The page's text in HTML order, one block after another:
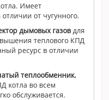
Имеет
от чугунного.
дымовых газов для
теплового КПД
ресурс в отличии
теплообменник.
котла во всем
обслуживается.